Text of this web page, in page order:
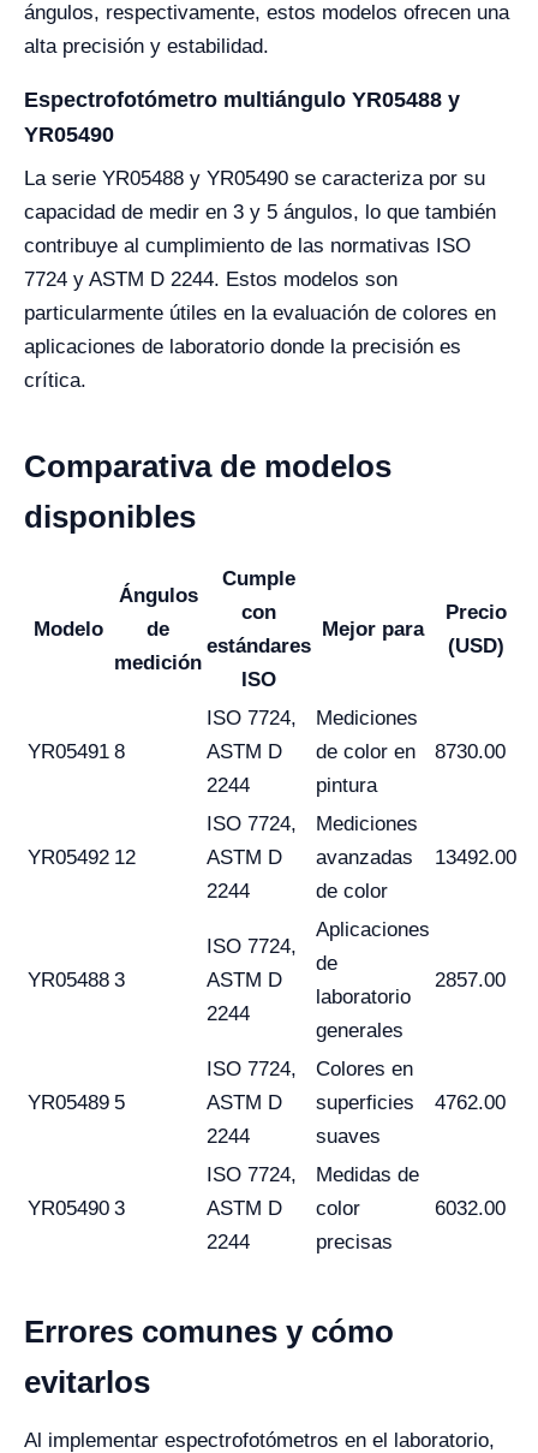
ángulos, respectivamente, estos modelos ofrecen una
alta precisión y estabilidad.
Espectrofotómetro multiángulo YR05488 y
YR05490
La serie YR05488 y YR05490 se caracteriza por su
capacidad de medir en 3 y 5 ángulos, lo que también
contribuye al cumplimiento de las normativas ISO
7724 y ASTM D 2244. Estos modelos son
particularmente útiles en la evaluación de colores en
aplicaciones de laboratorio donde la precisión es
crítica.
Comparativa de modelos
disponibles
Modelo
Ángulos
de
medición
Cumple
con
estándares
ISO
Mejor para
Precio
(USD)
YR05491 8
ISO 7724,
ASTM D
2244
Mediciones
de color en
pintura
8730.00
YR05492 12
ISO 7724,
ASTM D
2244
Mediciones
avanzadas
de color
13492.00
YR05488 3
ISO 7724,
ASTM D
2244
Aplicaciones
de
laboratorio
generales
2857.00
YR05489 5
ISO 7724,
ASTM D
2244
Colores en
superficies
suaves
4762.00
YR05490 3
ISO 7724,
ASTM D
2244
Medidas de
color
precisas
6032.00
Errores comunes y cómo
evitarlos
Al implementar espectrofotómetros en el laboratorio,